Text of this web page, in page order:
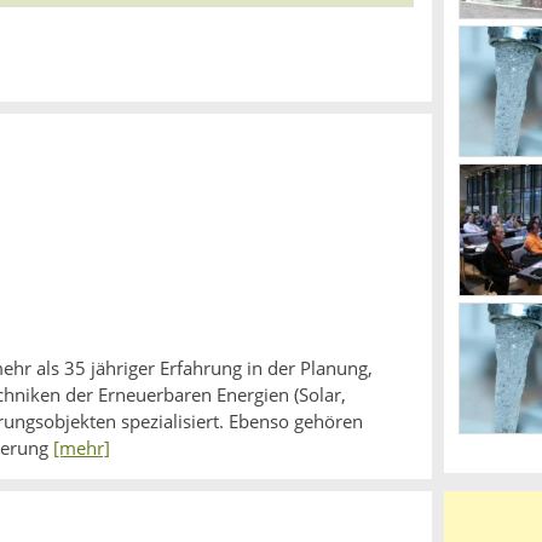
als 35 jähriger Erfahrung in der Planung,
der Erneuerbaren Energien (Solar,
spezialisiert. Ebenso gehören
[mehr]